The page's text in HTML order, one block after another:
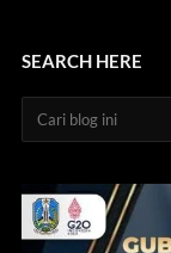
SEARCH HERE